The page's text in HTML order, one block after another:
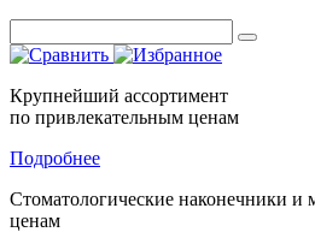
Крупнейший ассортимент
по привлекательным ценам
Подробнее
Стоматологические наконечники и
ценам